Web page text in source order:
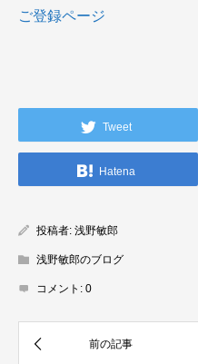
ご登録ページ
Tweet
Hatena
投稿者: 浅野敏郎
浅野敏郎のブログ
コメント: 0